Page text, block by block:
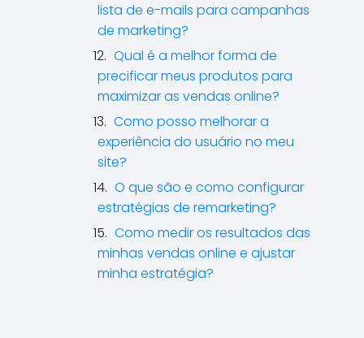
lista de e-mails para campanhas
de marketing?
Qual é a melhor forma de
precificar meus produtos para
maximizar as vendas online?
Como posso melhorar a
experiência do usuário no meu
site?
O que são e como configurar
estratégias de remarketing?
Como medir os resultados das
minhas vendas online e ajustar
minha estratégia?